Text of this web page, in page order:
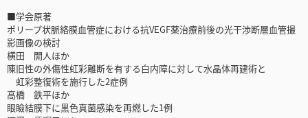
■学会原著
ポリープ状脈絡膜血管症における抗VEGF薬治療前後の光干渉断層血管撮
影画像の検討
横田 開人ほか
陳旧性の外傷性虹彩離断を有する白内障に対して水晶体再建術と
虹彩整復術を施行した2症例
高橋 鉄平ほか
眼瞼結膜下に黒色真菌感染を再燃した1例